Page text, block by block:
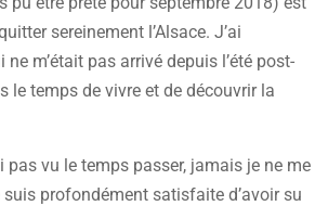
sereinement l’Alsace. J’ai
m’était pas arrivé depuis l’été post-
le temps de vivre et de découvrir la
pas vu le temps passer, jamais je ne me
profondément satisfaite d’avoir su